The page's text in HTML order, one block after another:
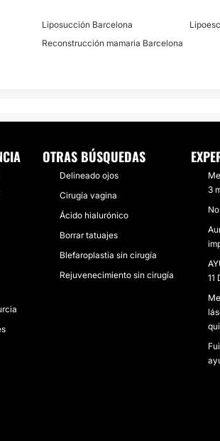
Liposucción Barcelona
Reconstrucción mamaria Barcelona
OTRAS BÚSQUEDAS
Delineado ojos
Cirugía vagina
Ácido hialurónico
Borrar tatuajes
Blefaroplastia sin cirugía
Rejuvenecimiento sin cirugía
3
11